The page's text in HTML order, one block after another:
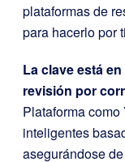
plataformas de
para hacerlo por
La clave está
revisión por
Plataforma como
inteligentes
asegurándose